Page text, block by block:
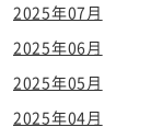
2025年07月
2025年06月
2025年05月
2025年04月